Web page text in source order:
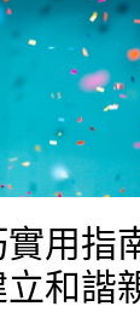
用指
和諧